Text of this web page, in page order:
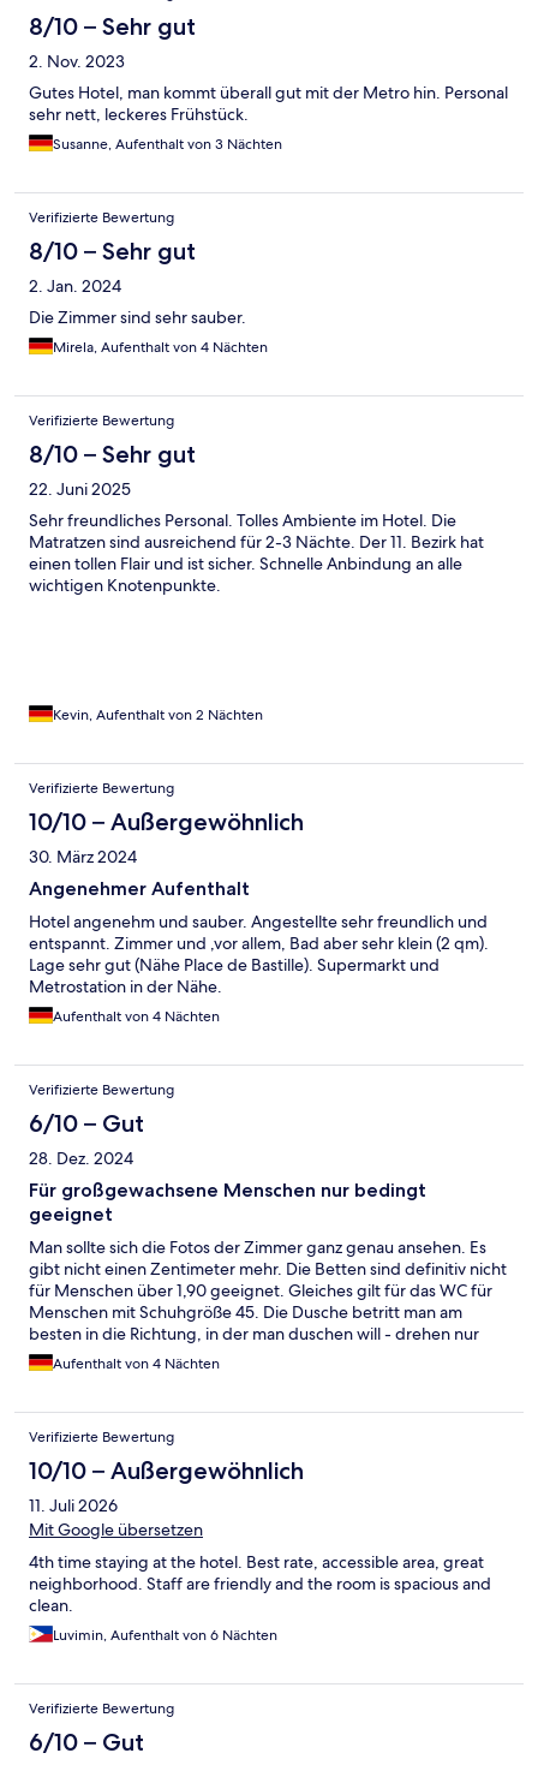
8/10 – Sehr gut
2. Nov. 2023
Gutes Hotel, man kommt überall gut mit der Metro hin. Personal
sehr nett, leckeres Frühstück.
Susanne, Aufenthalt von 3 Nächten
Verifizierte Bewertung
8/10 – Sehr gut
2. Jan. 2024
Die Zimmer sind sehr sauber.
Mirela, Aufenthalt von 4 Nächten
Verifizierte Bewertung
8/10 – Sehr gut
22. Juni 2025
Sehr freundliches Personal. Tolles Ambiente im Hotel. Die
Matratzen sind ausreichend für 2-3 Nächte. Der 11. Bezirk hat
einen tollen Flair und ist sicher. Schnelle Anbindung an alle
wichtigen Knotenpunkte.
Kevin, Aufenthalt von 2 Nächten
Verifizierte Bewertung
10/10 – Außergewöhnlich
30. März 2024
Angenehmer Aufenthalt
Hotel angenehm und sauber. Angestellte sehr freundlich und
entspannt. Zimmer und ,vor allem, Bad aber sehr klein (2 qm).
Lage sehr gut (Nähe Place de Bastille). Supermarkt und
Metrostation in der Nähe.
Aufenthalt von 4 Nächten
Verifizierte Bewertung
6/10 – Gut
28. Dez. 2024
Für großgewachsene Menschen nur bedingt
geeignet
Man sollte sich die Fotos der Zimmer ganz genau ansehen. Es
gibt nicht einen Zentimeter mehr. Die Betten sind definitiv nicht
für Menschen über 1,90 geeignet. Gleiches gilt für das WC für
Menschen mit Schuhgröße 45. Die Dusche betritt man am
besten in die Richtung, in der man duschen will - drehen nur
bedingt möglich. Das optionale Frühstück lebt von
hervorragenden Gebäck begleitet von Rührei aus dem
Aufenthalt von 4 Nächten
Verifizierte Bewertung
10/10 – Außergewöhnlich
11. Juli 2026
Mit Google übersetzen
4th time staying at the hotel. Best rate, accessible area, great
neighborhood. Staff are friendly and the room is spacious and
clean.
Luvimin, Aufenthalt von 6 Nächten
Verifizierte Bewertung
6/10 – Gut